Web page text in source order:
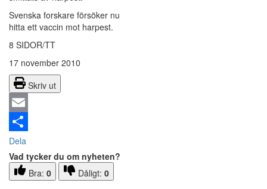
Svenska forskare försöker nu
hitta ett vaccin mot harpest.
8 SIDOR/TT
17 november 2010
Skriv ut
Email
Dela
Vad tycker du om nyheten?
Bra: 0 Dåligt: 0